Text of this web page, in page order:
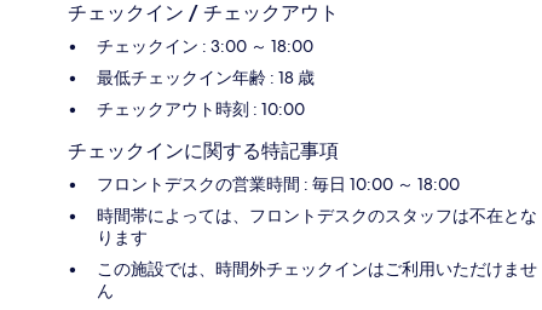
チェックイン / チェックアウト
チェックイン : 3:00 ～ 18:00
最低チェックイン年齢 : 18 歳
チェックアウト時刻 : 10:00
チェックインに関する特記事項
フロントデスクの営業時間 : 毎日 10:00 ～ 18:00
時間帯によっては、フロントデスクのスタッフは不在とな
ります
この施設では、時間外チェックインはご利用いただけませ
ん